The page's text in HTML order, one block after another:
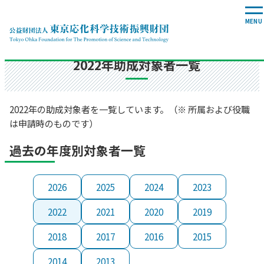
2022年助成対象者一覧
2022年の助成対象者を一覧しています。（※ 所属および役職
は申請時のものです）
過去の年度別対象者一覧
2026 2025 2024
2023
2022
2021 2020
2019
2018
2017 2016
2015
2014
2013